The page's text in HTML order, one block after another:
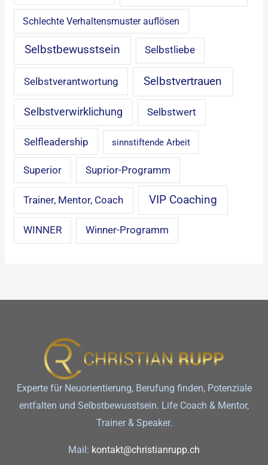
Schlechte Verhaltensmuster auflösen
Selbstbewusstsein Selbstliebe
Selbstverantwortung Selbstvertrauen
Selbstverwirklichung Selbstwert
Selfleadership sinnstiftende Arbeit
Superior Suprior-Programm
Trainer, Mentor, Coach VIP Coaching
WINNER Winner-Programm
Experte für Neuorientierung, Berufung finden, Potenziale
entfalten und Selbstbewusstsein. Life Coach & Mentor,
Trainer & Speaker.
Mail: kontakt@christianrupp.ch